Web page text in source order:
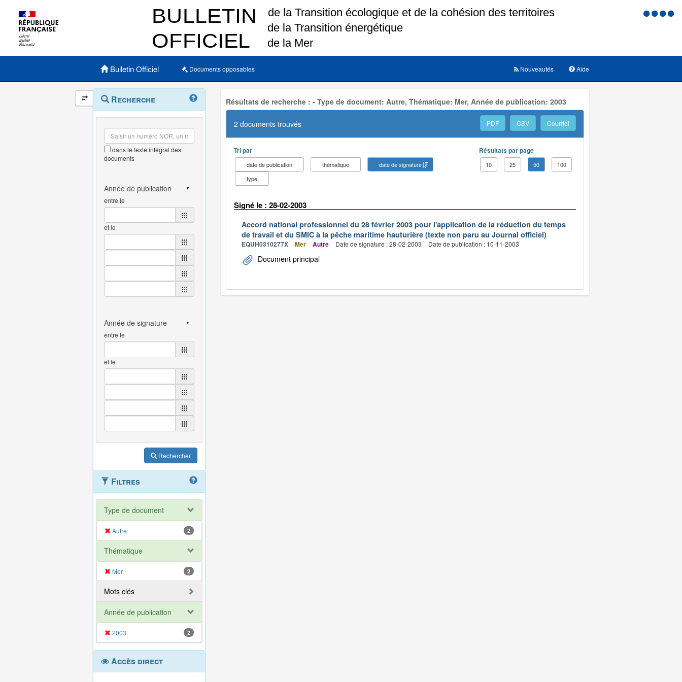
Menu
Menu principal
Bulletin Officiel Documents opposables Aide
Nouveautés
Navigation
et
outils
annexes
Menu
contextuel
Recherche
dans le texte intégral des
documents
entre le
et le
entre le
et le
Rechercher
Filtres
Type de document
Autre 2
Thématique
Mer 2
Mots clés
Année de publication
2003 2
Accès direct
Résultats de recherche : - Type de document: Autre, Thématique: Mer, Année de publication: 2003
2 documents trouvés PDF CSV Courriel
Tri par
date de publication thématique
date de signature
type
Résultats par page
10 25 50 100
Signé le : 28-02-2003
Accord national professionnel du 28 février 2003 pour l'application de la réduction du temps
de travail et du SMIC à la pêche maritime hauturière (texte non paru au Journal officiel)
EQUH0310277X Mer Autre Date de signature : 28-02-2003 Date de publication : 10-11-2003
Document principal